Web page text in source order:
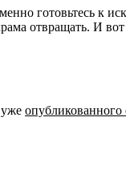
готовьтесь
отвращать. И
опубликованного